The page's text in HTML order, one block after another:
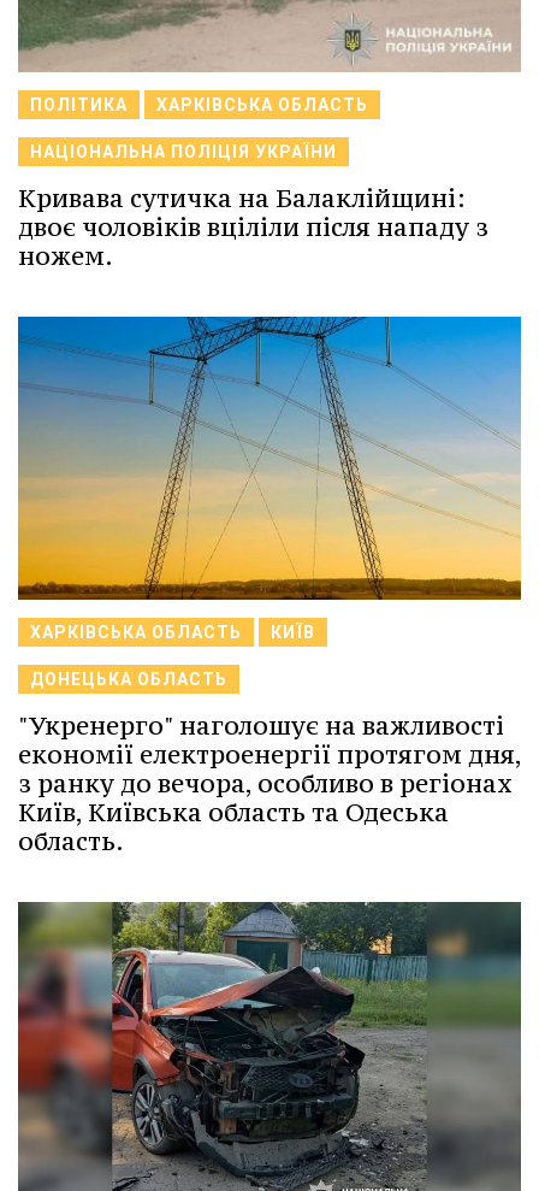
ПОЛІТИКА ХАРКІВСЬКА ОБЛАСТЬ
НАЦІОНАЛЬНА ПОЛІЦІЯ УКРАЇНИ
Кривава сутичка на Балаклійщині:
двоє чоловіків вціліли після нападу з
ножем.
ХАРКІВСЬКА ОБЛАСТЬ КИЇВ
ДОНЕЦЬКА ОБЛАСТЬ
"Укренерго" наголошує на важливості
економії електроенергії протягом дня,
з ранку до вечора, особливо в регіонах
Київ, Київська область та Одеська
область.